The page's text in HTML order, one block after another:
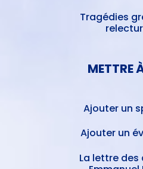
Tragédies
METTRE
Ajouter un
Ajouter un
La lettre